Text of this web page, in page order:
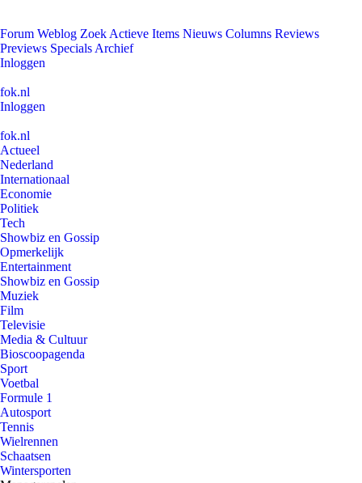
Forum Weblog Zoek Actieve Items Nieuws Columns Reviews
Previews Specials Archief
Inloggen
fok.nl
Inloggen
fok.nl
Actueel
Nederland
Internationaal
Economie
Politiek
Tech
Showbiz en Gossip
Opmerkelijk
Entertainment
Showbiz en Gossip
Muziek
Film
Televisie
Media & Cultuur
Bioscoopagenda
Sport
Voetbal
Formule 1
Autosport
Tennis
Wielrennen
Schaatsen
Wintersporten